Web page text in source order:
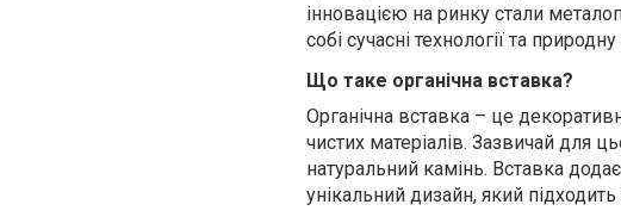
інновацією на ринку стали
собі сучасні технології та
Що таке органічна вставка?
Органічна вставка – це
чистих матеріалів. Зазвичай для
натуральний камінь. Вставка
унікальний дизайн, який підходить